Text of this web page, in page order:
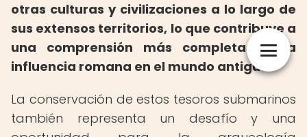
otras culturas y civilizaciones a lo largo de
sus extensos territorios, lo que contribuye a
una comprensión más completa de la
influencia romana en el mundo antiguo.
La conservación de estos tesoros submarinos
también representa un desafío y una